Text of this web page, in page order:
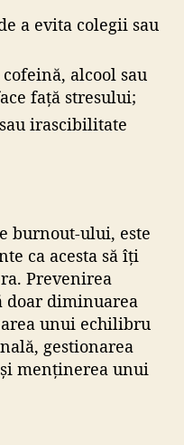
a evita colegii sau
alcool sau
față stresului;
irascibilitate
burnout-ului, este
ca acesta să îți
Prevenirea
doar diminuarea
unui echilibru
gestionarea
menținerea unui